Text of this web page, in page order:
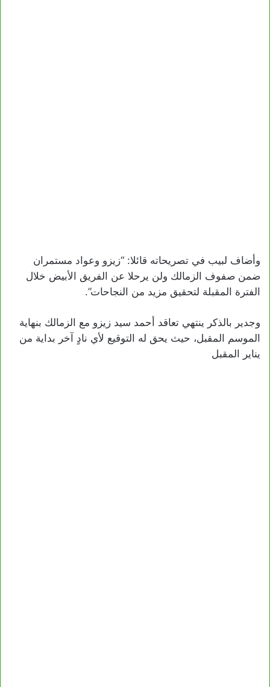
وأضاف لبيب في تصريحاته قائلا: “زيزو وعواد مستمران
ضمن صفوف الزمالك ولن يرحلا عن الفريق الأبيض خلال
الفترة المقبلة لتحقيق مزيد من النجاحات”.
وجدير بالذكر ينتهي تعاقد أحمد سيد زيزو مع الزمالك بنهاية
الموسم المقبل، حيث يحق له التوقيع لأي نادٍ آخر بداية من
يناير المقبل